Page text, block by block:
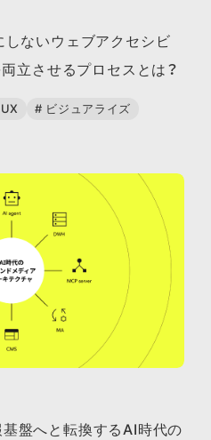
しないウェブアクセシビ
立させるプロセスとは？
# ビジュアライズ
盤へと転換するAI時代の